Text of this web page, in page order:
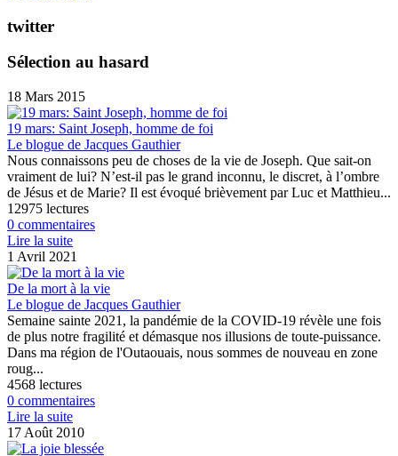
twitter
Sélection au hasard
18 Mars 2015
19 mars: Saint Joseph, homme de foi
Le blogue de Jacques Gauthier
Nous connaissons peu de choses de la vie de Joseph. Que sait-on
vraiment de lui? N’est-il pas le grand inconnu, le discret, à l’ombre
de Jésus et de Marie? Il est évoqué brièvement par Luc et Matthieu...
12975 lectures
0 commentaires
Lire la suite
1 Avril 2021
De la mort à la vie
Le blogue de Jacques Gauthier
Semaine sainte 2021, la pandémie de la COVID-19 révèle une fois
de plus notre fragilité et démasque nos illusions de toute-puissance.
Dans ma région de l'Outaouais, nous sommes de nouveau en zone
roug...
4568 lectures
0 commentaires
Lire la suite
17 Août 2010